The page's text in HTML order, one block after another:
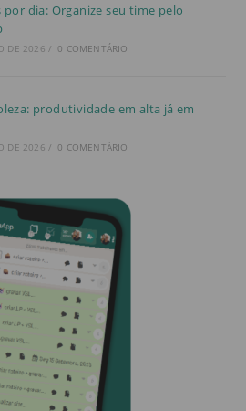
dia: Organize seu time pelo
DE 2026 / 0 COMENTÁRIO
produtividade em alta já em
DE 2026 / 0 COMENTÁRIO